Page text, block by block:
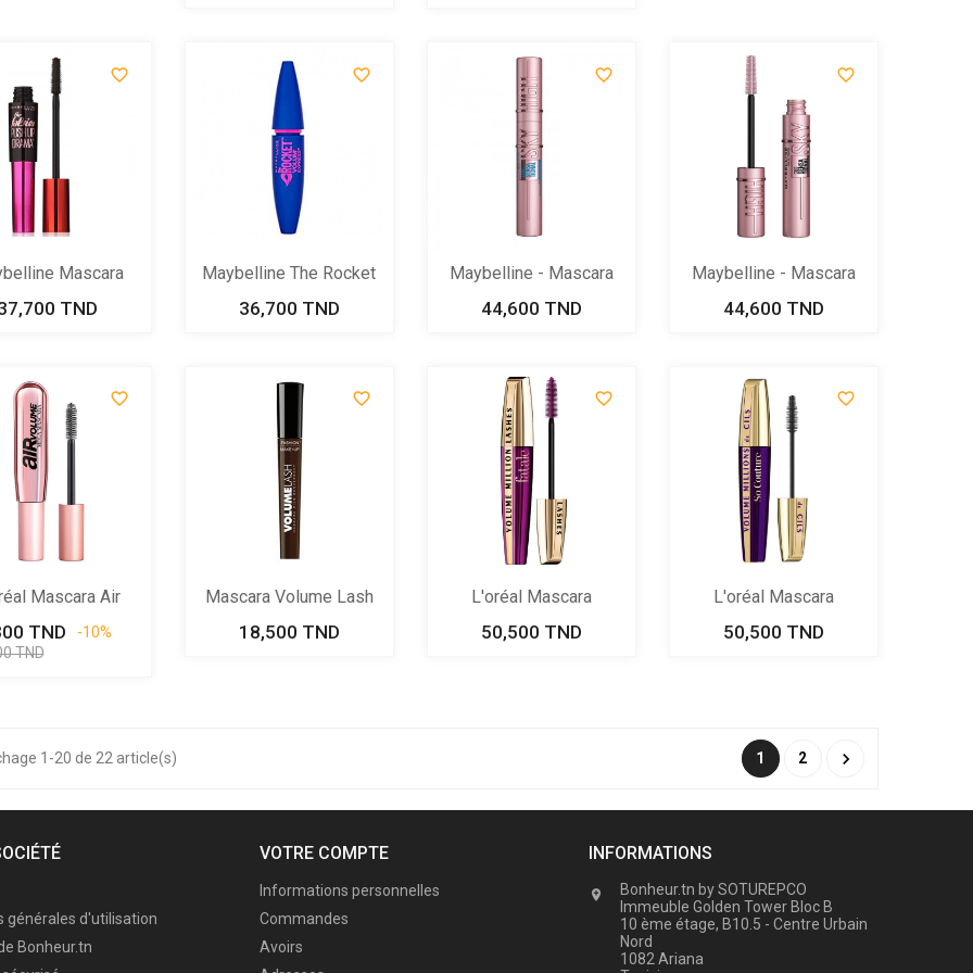

Mascara
PrixTND

Maybelline The Rocket
Prix
36,700 TND

Maybelline - Mascara
Prix
44,600 TND

Maybelline - Mascara
Prix
44,600 TND

Mascara Air
Prix
TND
Prix
-10%
TND

Mascara Volume Lash
Prix
18,500 TND

L'oréal Mascara
Prix
50,500 TND

L'oréal Mascara
Prix
50,500 TND
1-20 de 22 article(s) 1 2 
générales d'utilisation
Bonheur.tn
VOTRE COMPTE
Informations personnelles
Commandes
Avoirs
INFORMATIONS

Bonheur.tn by SOTUREPCO
Immeuble Golden Tower Bloc B
10 ème étage, B10.5 - Centre Urbain
Nord
1082 Ariana